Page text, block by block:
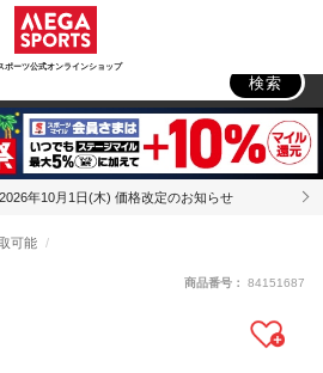
ポーツ公式オンラインショップ
ア
検索
年10月1日(木) 価格改定のお知らせ
可能
商品番号： 84151687